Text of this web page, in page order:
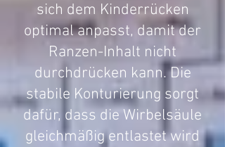
sich dem Kinderrücken
optimal anpasst, damit der
Ranzen-Inhalt nicht
durchdrücken kann. Die
stabile Konturierung sorgt
dafür, dass die Wirbelsäule
gleichmäßig entlastet wird